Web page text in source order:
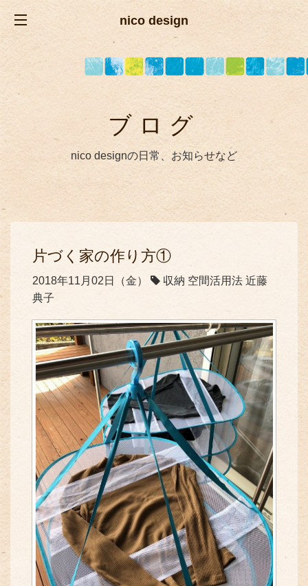
nico design
ブログ
nico designの日常、お知らせなど
片づく家の作り方①
2018年11月02日（金）
収納 空間活用法 近藤
典子